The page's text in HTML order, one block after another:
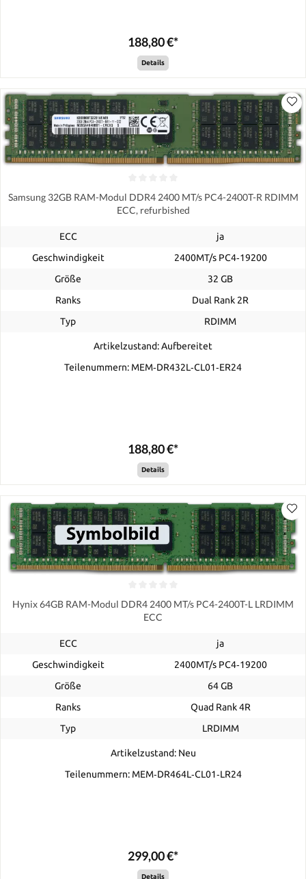
188,80 €*
Details
Samsung 32GB RAM-Modul DDR4 2400 MT/s PC4-2400T-R RDIMM
ECC, refurbished
ECC
ja
Geschwindigkeit
2400MT/s PC4‑19200
Größe
32 GB
Ranks
Dual Rank 2R
Typ
RDIMM
Artikelzustand: Aufbereitet
Teilenummern: MEM‐DR432L‐CL01‐ER24
188,80 €*
Details
Hynix 64GB RAM-Modul DDR4 2400 MT/s PC4-2400T-L LRDIMM
ECC
ECC
ja
Geschwindigkeit
2400MT/s PC4‑19200
Größe
64 GB
Ranks
Quad Rank 4R
Typ
LRDIMM
Artikelzustand: Neu
Teilenummern: MEM‐DR464L‐CL01‐LR24
299,00 €*
Details